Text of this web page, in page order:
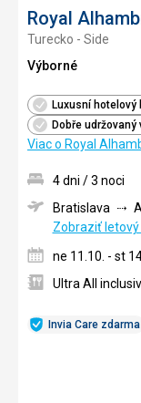
Na letisko sa
prenajatým
Royal
Turecko - Side
Výborné
Luxusní hotelový
Dobře
Viac o Royal
Invia Care zdarma
4 dni / 3 noci
Bratislava
Zobraziť letový
ne 11.10. - st
Ultra All